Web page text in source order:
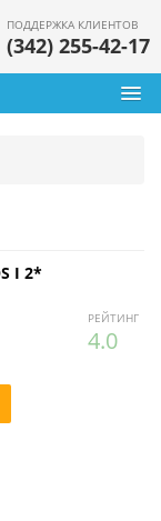
ПОДДЕРЖКА КЛИЕНТОВ
(342) 255-42-17
I 2*
РЕЙТИНГ
4.0